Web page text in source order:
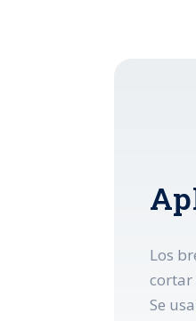
Los
cortar
Se